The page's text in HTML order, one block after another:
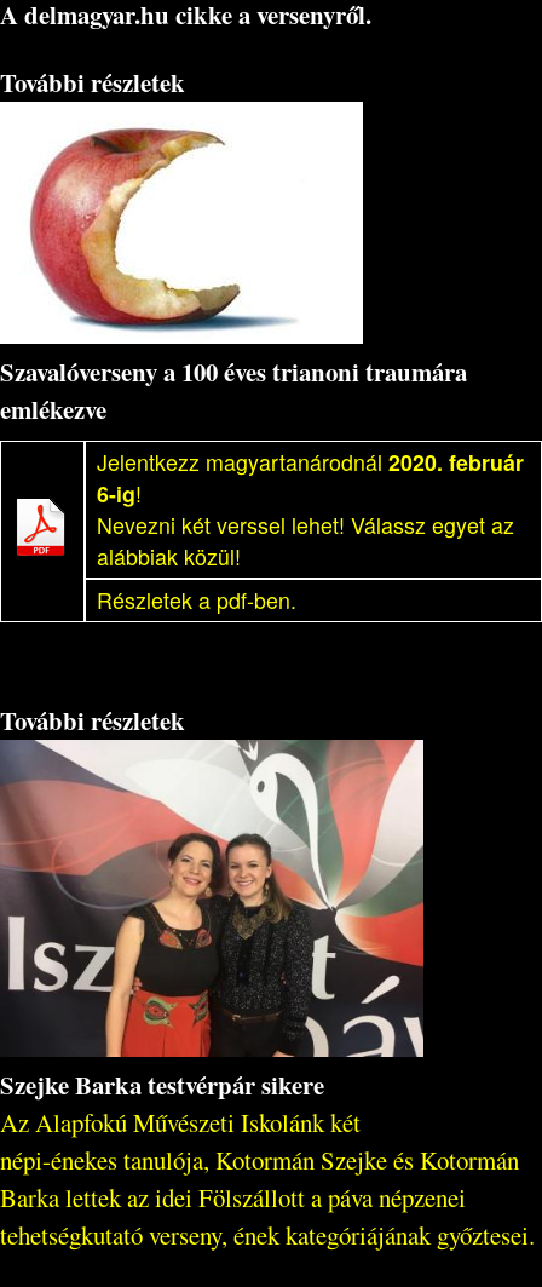
A delmagyar.hu cikke a versenyről.
További részletek
Szavalóverseny a 100 éves trianoni traumára
emlékezve
Jelentkezz magyartanárodnál 2020. február
6-ig!
Nevezni két verssel lehet! Válassz egyet az
alábbiak közül!
Részletek a pdf-ben.
További részletek
Szejke Barka testvérpár sikere
Az Alapfokú Művészeti Iskolánk két
népi-énekes tanulója, Kotormán Szejke és Kotormán
Barka lettek az idei Fölszállott a páva népzenei
tehetségkutató verseny, ének kategóriájának győztesei.